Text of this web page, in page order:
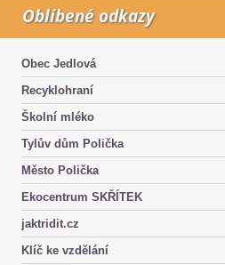
Oblíbené odkazy
Obec Jedlová
Recyklohraní
Školní mléko
Tylův dům Polička
Město Polička
Ekocentrum SKŘÍTEK
jaktridit.cz
Klíč ke vzdělání